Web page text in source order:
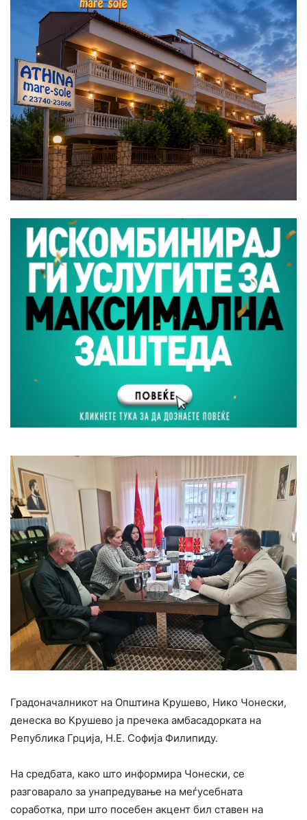
Градоначалникот на Општина Крушево, Нико Чонески,
денеска во Крушево ја пречека амбасадорката на
Република Грција, Н.Е. Софија Филипиду.
На средбата, како што информира Чонески, се
разговарало за унапредување на меѓусебната
соработка, при што посебен акцент бил ставен на